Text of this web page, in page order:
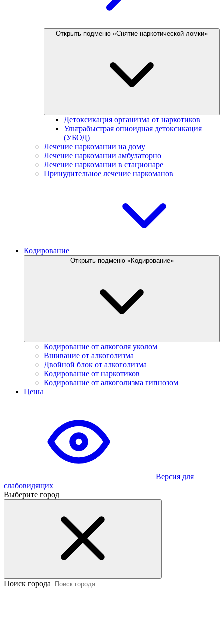
Открыть подменю «Снятие наркотической ломки»
Детоксикация организма от наркотиков
Ультрабыстрая опиоидная детоксикация
(УБОД)
Лечение наркомании на дому
Лечение наркомании амбулаторно
Лечение наркомании в стационаре
Принудительное лечение наркоманов
Кодирование
Открыть подменю «Кодирование»
Кодирование от алкоголя уколом
Вшивание от алкоголизма
Двойной блок от алкоголизма
Кодирование от наркотиков
Кодирование от алкоголизма гипнозом
Цены
Версия для
слабовидящих
Выберите город
Поиск города